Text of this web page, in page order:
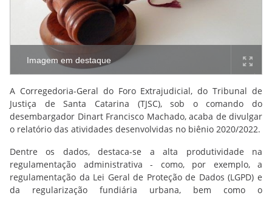
Imagem em destaque
A Corregedoria-Geral do Foro Extrajudicial, do Tribunal de
Justiça de Santa Catarina (TJSC), sob o comando do
desembargador Dinart Francisco Machado, acaba de divulgar
o relatório das atividades desenvolvidas no biênio 2020/2022.
Dentre os dados, destaca-se a alta produtividade na
regulamentação administrativa - como, por exemplo, a
regulamentação da Lei Geral de Proteção de Dados (LGPD) e
da regularização fundiária urbana, bem como o